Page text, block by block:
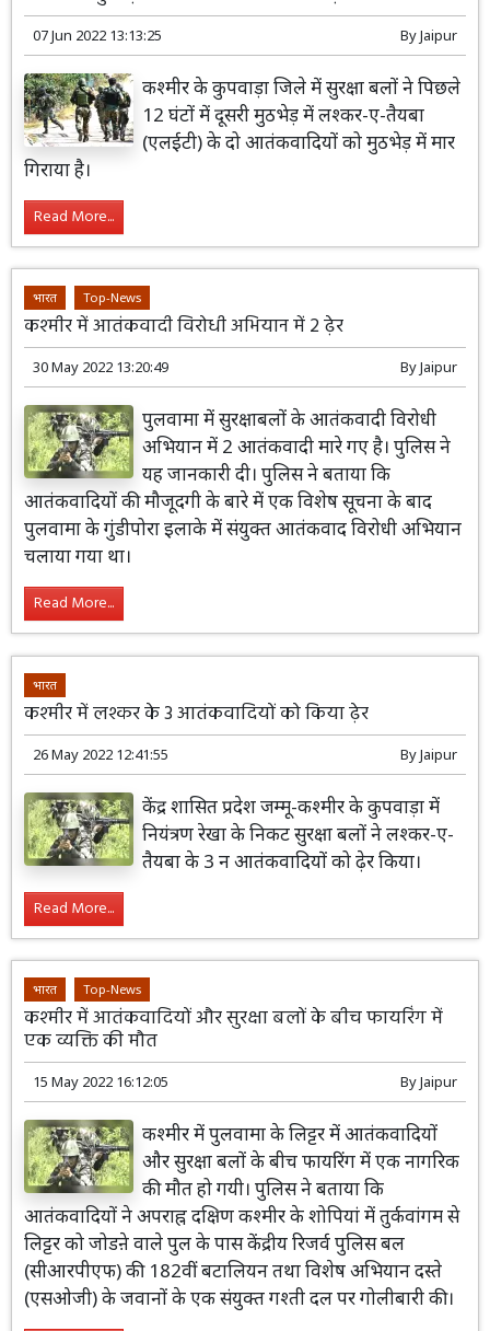
07 Jun 2022 13:13:25 ByJaipur
कश्मीर के कुपवाड़ा जिले में सुरक्षा बलों ने पिछले
12 घंटों में दूसरी मुठभेड़ में लश्कर-ए-तैयबा
(एलईटी) के दो आतंकवादियों को मुठभेड़ में मार
गिराया है।
Read More...
भारत Top-News
कश्मीर में आतंकवादी विरोधी अभियान में 2 ढ़ेर
30 May 2022 13:20:49 ByJaipur
पुलवामा में सुरक्षाबलों के आतंकवादी विरोधी
अभियान में 2 आतंकवादी मारे गए है। पुलिस ने
यह जानकारी दी। पुलिस ने बताया कि
आतंकवादियों की मौजूदगी के बारे में एक विशेष सूचना के बाद
पुलवामा के गुंडीपोरा इलाके में संयुक्त आतंकवाद विरोधी अभियान
चलाया गया था।
Read More...
भारत
कश्मीर में लश्कर के 3 आतंकवादियों को किया ढ़ेर
26 May 2022 12:41:55 ByJaipur
केंद्र शासित प्रदेश जम्मू-कश्मीर के कुपवाड़ा में
नियंत्रण रेखा के निकट सुरक्षा बलों ने लश्कर-ए-
तैयबा के 3 न आतंकवादियों को ढ़ेर किया।
Read More...
भारत Top-News
कश्मीर में आतंकवादियों और सुरक्षा बलों के बीच फायरिंग में
एक व्यक्ति की मौत
15 May 2022 16:12:05 ByJaipur
कश्मीर में पुलवामा के लिट्टर में आतंकवादियों
और सुरक्षा बलों के बीच फायरिंग में एक नागरिक
की मौत हो गयी। पुलिस ने बताया कि
आतंकवादियों ने अपराह्न दक्षिण कश्मीर के शोपियां में तुर्कवांगम से
लिट्टर को जोडऩे वाले पुल के पास केंद्रीय रिजर्व पुलिस बल
(सीआरपीएफ) की 182वीं बटालियन तथा विशेष अभियान दस्ते
(एसओजी) के जवानों के एक संयुक्त गश्ती दल पर गोलीबारी की।